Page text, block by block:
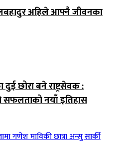
अहिले आफ्नै जीवनका
छोरा बने राष्ट्रसेवक :
सफलताको नयाँ इतिहास